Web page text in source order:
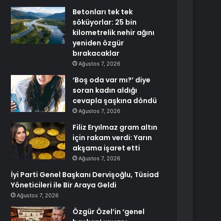
Betonları tek tek
söküyorlar: 25 bin
kilometrelik nehir ağını
yeniden özgür
bırakacaklar
Ağustos 7, 2026
‘Boş oda var mı?’ diye
soran kadın aldığı
cevapla şaşkına döndü
Ağustos 7, 2026
Filiz Eryılmaz gram altın
için rakam verdi: Yarın
akşama işaret etti
Ağustos 7, 2026
İyi Parti Genel Başkanı Dervişoğlu, Tüsiad
Yöneticileri ile Bir Araya Geldi
Ağustos 7, 2026
Özgür Özel’in ‘genel